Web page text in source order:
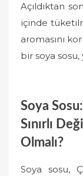
Açıldıktan
içinde
aromasını
bir soya
Soya
Sınırlı
Olmalı?
Soya sosu,